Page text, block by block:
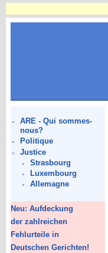
ARE - Qui sommes-
nous?
Politique
Justice
Strasbourg
Luxembourg
Allemagne
Neu: Aufdeckung
der zahlreichen
Fehlurteile in
Deutschen Gerichten!